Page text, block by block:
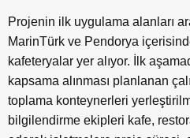
Projenin ilk uygulama alanları
MarinTürk ve Pendorya
kafeteryalar yer alıyor. İlk
kapsama alınması planlanan
toplama konteynerleri
bilgilendirme ekipleri kafe,